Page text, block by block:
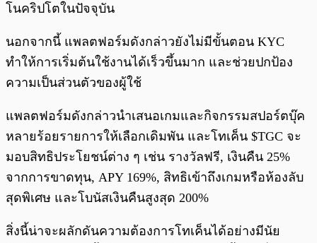
โนคริปโตในปัจจุบัน
นอกจากนี้ แพลตฟอร์มดังกล่าวยังไม่มีขั้นตอน KYC
ทำให้การเริ่มต้นใช้งานได้เร็วขึ้นมาก และช่วยปกป้อง
ความเป็นส่วนตัวของผู้ใช้
แพลตฟอร์มดังกล่าวนำเสนอเกมและกิจกรรมสปอร์ตบุ๊ค
หลายร้อยรายการให้เลือกเดิมพัน และโทเค็น $TGC จะ
มอบสิทธิประโยชน์ต่าง ๆ เช่น รางวัลฟรี, เงินคืน 25%
จากการขาดทุน, APY 169%, สิทธิเข้าถึงเกมหรือห้องลับ
สุดพิเศษ และโบนัสเงินคืนสูงสุด 200%
สิ่งนี้น่าจะผลักดันความต้องการโทเค็นได้อย่างมีนัย